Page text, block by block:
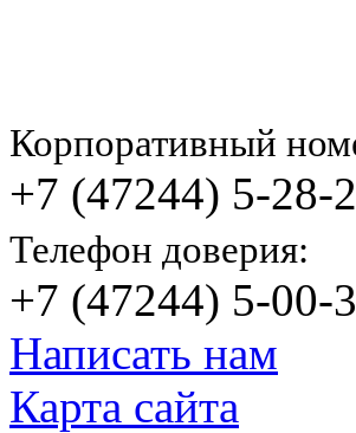
Корпоративный
+7 (47244) 5-28-
Телефон доверия:
+7 (47244) 5-00-
Написать нам
Карта сайта